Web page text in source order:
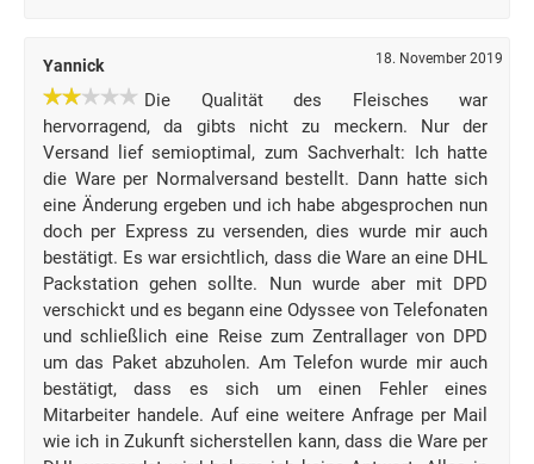
Yannick 18. November 2019
Die Qualität des Fleisches war
hervorragend, da gibts nicht zu meckern. Nur der
Versand lief semioptimal, zum Sachverhalt: Ich hatte
die Ware per Normalversand bestellt. Dann hatte sich
eine Änderung ergeben und ich habe abgesprochen nun
doch per Express zu versenden, dies wurde mir auch
bestätigt. Es war ersichtlich, dass die Ware an eine DHL
Packstation gehen sollte. Nun wurde aber mit DPD
verschickt und es begann eine Odyssee von Telefonaten
und schließlich eine Reise zum Zentrallager von DPD
um das Paket abzuholen. Am Telefon wurde mir auch
bestätigt, dass es sich um einen Fehler eines
Mitarbeiter handele. Auf eine weitere Anfrage per Mail
wie ich in Zukunft sicherstellen kann, dass die Ware per